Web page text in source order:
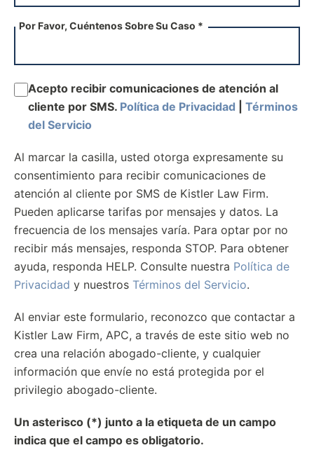
Por Favor, Cuéntenos Sobre Su Caso *
Acepto recibir comunicaciones de atención al
cliente por SMS. Política de Privacidad
Términos
del Servicio
Al marcar la casilla, usted otorga expresamente su
consentimiento para recibir comunicaciones de
atención al cliente por SMS de Kistler Law Firm.
Pueden aplicarse tarifas por mensajes y datos. La
frecuencia de los mensajes varía. Para optar por no
recibir más mensajes, responda STOP. Para obtener
ayuda, responda HELP. Consulte nuestra Política de
Privacidad y nuestros Términos del Servicio.
Al enviar este formulario, reconozco que contactar a
Kistler Law Firm, APC, a través de este sitio web no
crea una relación abogado-cliente, y cualquier
información que envíe no está protegida por el
privilegio abogado-cliente.
Un asterisco (*) junto a la etiqueta de un campo
indica que el campo es obligatorio.